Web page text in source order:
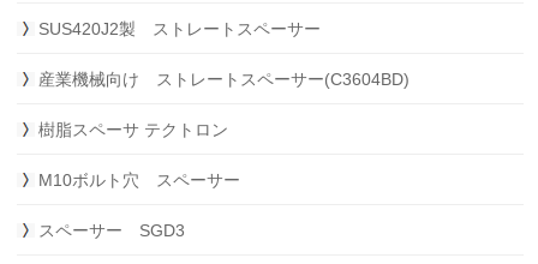
SUS420J2製 ストレートスペーサー
産業機械向け ストレートスペーサー(C3604BD)
樹脂スペーサ テクトロン
M10ボルト穴 スペーサー
スペーサー SGD3